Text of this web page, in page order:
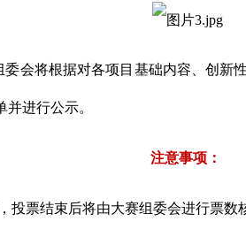
委会将根据对各项目基础内容、创新
进行公示。
注意事项：
投票结束后将由大赛组委会进行票数